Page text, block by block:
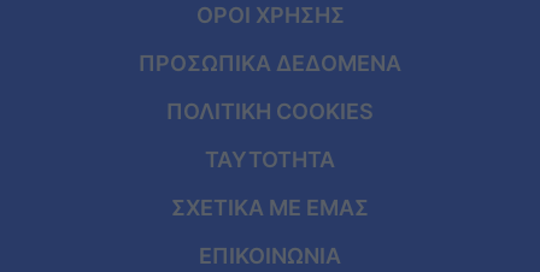
ΟΡΟΙ ΧΡΗΣΗΣ
ΠΡΟΣΩΠΙΚΑ ΔΕΔΟΜΕΝΑ
ΠΟΛΙΤΙΚΗ COOKIES
ΤΑΥΤΟΤΗΤΑ
ΣΧΕΤΙΚΑ ΜΕ ΕΜΑΣ
ΕΠΙΚΟΙΝΩΝΙΑ